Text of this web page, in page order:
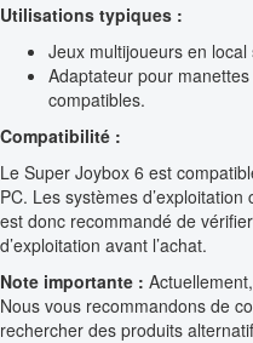
Utilisations typiques :
Jeux multijoueurs en local
Adaptateur pour
compatibles.
Compatibilité :
Le Super Joybox 6 est
PC. Les systèmes
est donc recommandé de
d’exploitation avant l’achat.
Note importante :
Nous vous recommandons de
rechercher des produits